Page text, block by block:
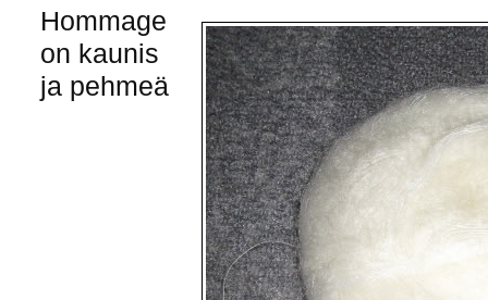
Hommage
on kaunis
ja pehmeä